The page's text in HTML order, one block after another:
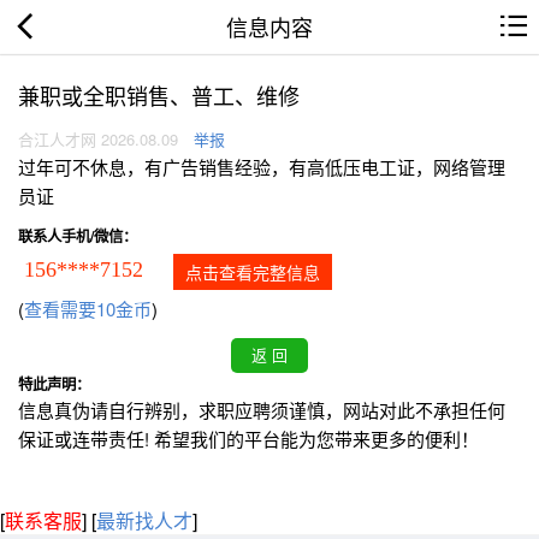
信息内容
兼职或全职销售、普工、维修
合江人才网 2026.08.09 举报
过年可不休息，有广告销售经验，有高低压电工证，网络管理
员证
联系人手机/微信：
156****7152 点击查看完整信息
(查看需要10金币)
特此声明：
信息真伪请自行辨别，求职应聘须谨慎，网站对此不承担任何
保证或连带责任! 希望我们的平台能为您带来更多的便利！
[联系客服] [最新找人才]